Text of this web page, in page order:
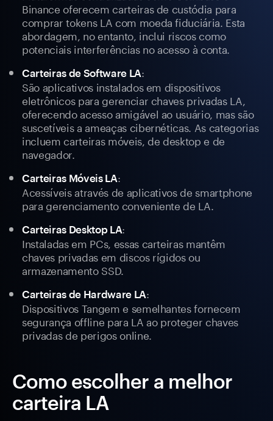
Binance oferecem carteiras de custódia para
comprar tokens LA com moeda fiduciária. Esta
abordagem, no entanto, inclui riscos como
potenciais interferências no acesso à conta.
Carteiras de Software LA:
São aplicativos instalados em dispositivos
eletrônicos para gerenciar chaves privadas LA,
oferecendo acesso amigável ao usuário, mas são
suscetíveis a ameaças cibernéticas. As categorias
incluem carteiras móveis, de desktop e de
navegador.
Carteiras Móveis LA:
Acessíveis através de aplicativos de smartphone
para gerenciamento conveniente de LA.
Carteiras Desktop LA:
Instaladas em PCs, essas carteiras mantêm
chaves privadas em discos rígidos ou
armazenamento SSD.
Carteiras de Hardware LA:
Dispositivos Tangem e semelhantes fornecem
segurança offline para LA ao proteger chaves
privadas de perigos online.
Como escolher a melhor
carteira LA